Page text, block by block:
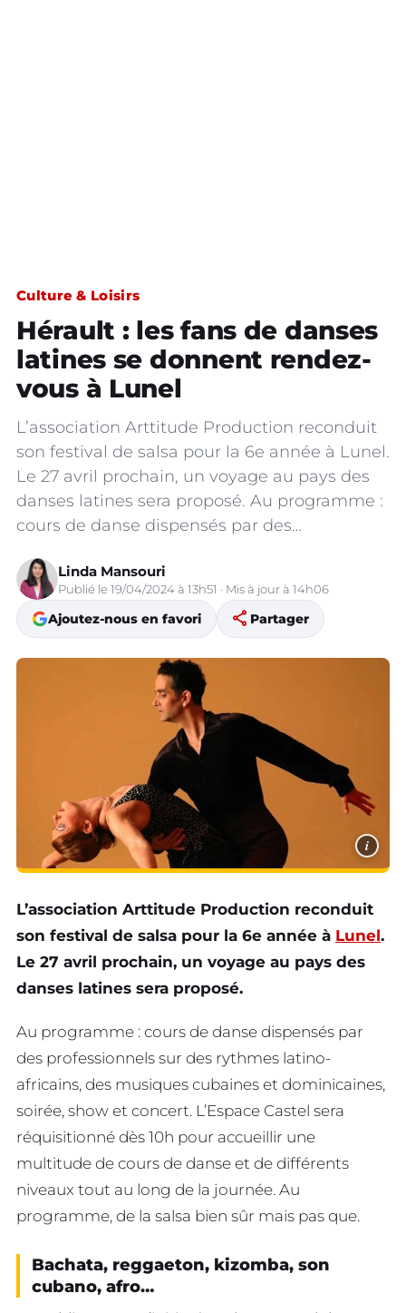
Culture & Loisirs
Hérault : les fans de danses
latines se donnent rendez-
vous à Lunel
L’association Arttitude Production reconduit
son festival de salsa pour la 6e année à Lunel.
Le 27 avril prochain, un voyage au pays des
danses latines sera proposé. Au programme :
cours de danse dispensés par des…
Linda Mansouri
Publié le 19/04/2024 à 13h51 · Mis à jour à 14h06
Ajoutez-nous en favori share Partager
i
L’association Arttitude Production reconduit
son festival de salsa pour la 6e année à Lunel.
Le 27 avril prochain, un voyage au pays des
danses latines sera proposé.
Au programme : cours de danse dispensés par
des professionnels sur des rythmes latino-
africains, des musiques cubaines et dominicaines,
soirée, show et concert. L’Espace Castel sera
réquisitionné dès 10h pour accueillir une
multitude de cours de danse et de différents
niveaux tout au long de la journée. Au
programme, de la salsa bien sûr mais pas que.
Bachata, reggaeton, kizomba, son
cubano, afro…